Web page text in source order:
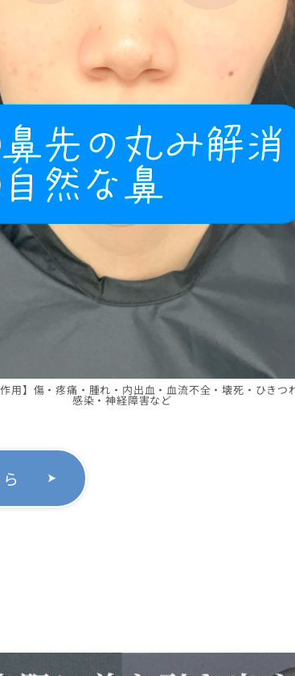
作用】傷・疼痛・腫れ・内出血・血流不全・壊死・ひきつ
感染・神経障害など